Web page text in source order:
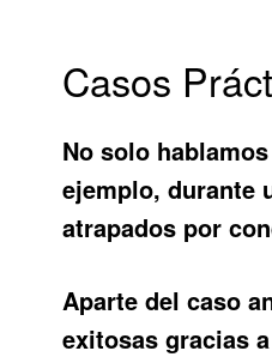
Casos
No solo
ejemplo, durante
atrapados por
Aparte del caso
exitosas gracias